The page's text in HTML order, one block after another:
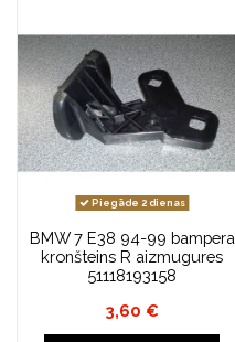
Piegāde 2 dienas
BMW 7 E38 94-99 bampera
kronšteins R aizmugures
51118193158
3,60 €